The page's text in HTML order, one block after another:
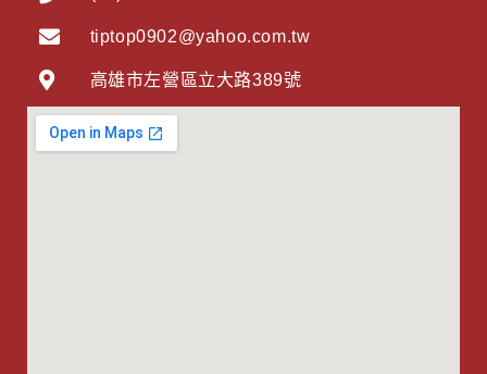
tiptop0902@yahoo.com.tw
高雄市左營區立大路389號